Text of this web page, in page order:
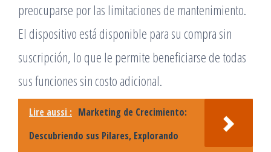
preocuparse por las limitaciones de mantenimiento.
El dispositivo está disponible para su compra sin
suscripción, lo que le permite beneficiarse de todas
sus funciones sin costo adicional.
Lire aussi : Marketing de Crecimiento:
Descubriendo sus Pilares, Explorando